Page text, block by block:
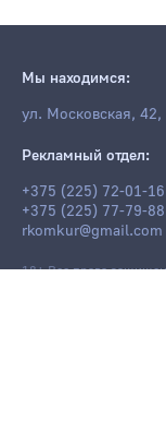
Мы находимся:
ул. Московская, 42,
Рекламный отдел:
+375 (225) 72-01-16
+375 (225) 77-79-88
rkomkur@gmail.com
18+ Все права